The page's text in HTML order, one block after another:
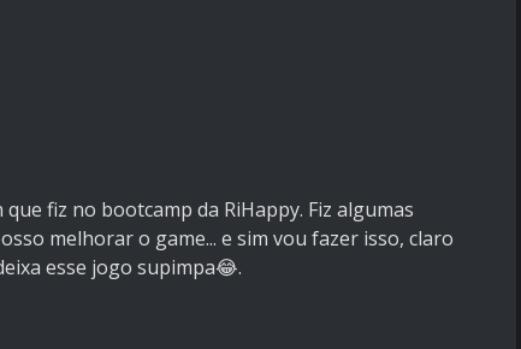
fiz no bootcamp da RiHappy. Fiz algumas
melhorar o game... e sim vou fazer isso, claro
esse jogo supimpa😂.